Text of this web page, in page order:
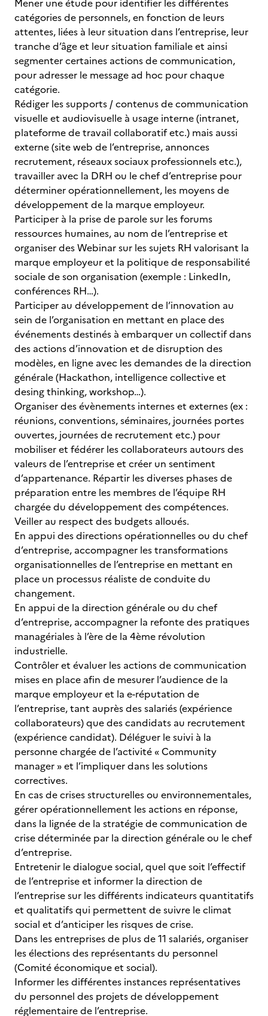
Mener une étude pour identifier les différentes
catégories de personnels, en fonction de leurs
attentes, liées à leur situation dans l’entreprise, leur
tranche d’âge et leur situation familiale et ainsi
segmenter certaines actions de communication,
pour adresser le message ad hoc pour chaque
catégorie.
Rédiger les supports / contenus de communication
visuelle et audiovisuelle à usage interne (intranet,
plateforme de travail collaboratif etc.) mais aussi
externe (site web de l’entreprise, annonces
recrutement, réseaux sociaux professionnels etc.),
travailler avec la DRH ou le chef d’entreprise pour
déterminer opérationnellement, les moyens de
développement de la marque employeur.
Participer à la prise de parole sur les forums
ressources humaines, au nom de l’entreprise et
organiser des Webinar sur les sujets RH valorisant la
marque employeur et la politique de responsabilité
sociale de son organisation (exemple : LinkedIn,
conférences RH…).
Participer au développement de l’innovation au
sein de l’organisation en mettant en place des
événements destinés à embarquer un collectif dans
des actions d’innovation et de disruption des
modèles, en ligne avec les demandes de la direction
générale (Hackathon, intelligence collective et
desing thinking, workshop…).
Organiser des évènements internes et externes (ex :
réunions, conventions, séminaires, journées portes
ouvertes, journées de recrutement etc.) pour
mobiliser et fédérer les collaborateurs autours des
valeurs de l’entreprise et créer un sentiment
d’appartenance. Répartir les diverses phases de
préparation entre les membres de l’équipe RH
chargée du développement des compétences.
Veiller au respect des budgets alloués.
En appui des directions opérationnelles ou du chef
d’entreprise, accompagner les transformations
organisationnelles de l’entreprise en mettant en
place un processus réaliste de conduite du
changement.
En appui de la direction générale ou du chef
d’entreprise, accompagner la refonte des pratiques
managériales à l’ère de la 4ème révolution
industrielle.
Contrôler et évaluer les actions de communication
mises en place afin de mesurer l’audience de la
marque employeur et la e-réputation de
l’entreprise, tant auprès des salariés (expérience
collaborateurs) que des candidats au recrutement
(expérience candidat). Déléguer le suivi à la
personne chargée de l’activité « Community
manager » et l’impliquer dans les solutions
correctives.
En cas de crises structurelles ou environnementales,
gérer opérationnellement les actions en réponse,
dans la lignée de la stratégie de communication de
crise déterminée par la direction générale ou le chef
d’entreprise.
Entretenir le dialogue social, quel que soit l’effectif
de l’entreprise et informer la direction de
l’entreprise sur les différents indicateurs quantitatifs
et qualitatifs qui permettent de suivre le climat
social et d’anticiper les risques de crise.
Dans les entreprises de plus de 11 salariés, organiser
les élections des représentants du personnel
(Comité économique et social).
Informer les différentes instances représentatives
du personnel des projets de développement
réglementaire de l’entreprise.